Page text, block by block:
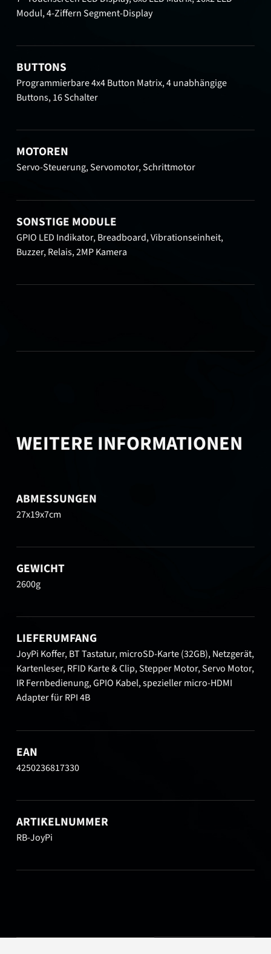
Modul, 4-Ziffern Segment-Display
BUTTONS
Programmierbare 4x4 Button Matrix, 4 unabhängige
Buttons, 16 Schalter
MOTOREN
Servo-Steuerung, Servomotor, Schrittmotor
SONSTIGE MODULE
GPIO LED Indikator, Breadboard, Vibrationseinheit,
Buzzer, Relais, 2MP Kamera
WEITERE INFORMATIONEN
ABMESSUNGEN
27x19x7cm
GEWICHT
2600g
LIEFERUMFANG
JoyPi Koffer, BT Tastatur, microSD-Karte (32GB), Netzgerät,
Kartenleser, RFID Karte & Clip, Stepper Motor, Servo Motor,
IR Fernbedienung, GPIO Kabel, spezieller micro-HDMI
Adapter für RPI 4B
EAN
4250236817330
ARTIKELNUMMER
RB-JoyPi